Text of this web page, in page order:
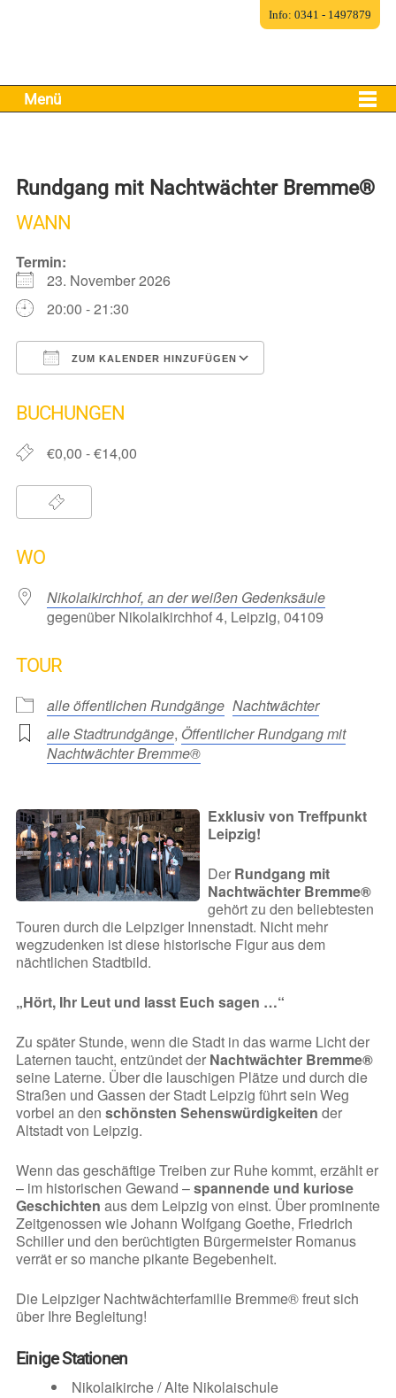
Menü
Rundgang mit Nachtwächter Bremme®
WANN
Termin:
23. November 2026
20:00 - 21:30
ZUM KALENDER HINZUFÜGEN
BUCHUNGEN
€0,00 - €14,00
WO
Nikolaikirchhof, an der weißen Gedenksäule
gegenüber Nikolaikirchhof 4, Leipzig, 04109
TOUR
alle öffentlichen Rundgänge Nachtwächter
alle Stadtrundgänge, Öffentlicher Rundgang mit
Nachtwächter Bremme®
Exklusiv von Treffpunkt
Leipzig!
Der Rundgang mit
Nachtwächter Bremme®
gehört zu den beliebtesten
Touren durch die Leipziger Innenstadt. Nicht mehr
wegzudenken ist diese historische Figur aus dem
nächtlichen Stadtbild.
„Hört, Ihr Leut und lasst Euch sagen …“
Zu später Stunde, wenn die Stadt in das warme Licht der
Laternen taucht, entzündet der Nachtwächter Bremme®
seine Laterne. Über die lauschigen Plätze und durch die
Straßen und Gassen der Stadt Leipzig führt sein Weg
vorbei an den schönsten Sehenswürdigkeiten der
Altstadt von Leipzig.
Wenn das geschäftige Treiben zur Ruhe kommt, erzählt er
– im historischen Gewand –spannende und kuriose
Geschichten aus dem Leipzig von einst. Über prominente
Zeitgenossen wie Johann Wolfgang Goethe, Friedrich
Schiller und den berüchtigten Bürgermeister Romanus
verrät er so manche pikante Begebenheit.
Die Leipziger Nachtwächterfamilie Bremme® freut sich
über Ihre Begleitung!
Einige Stationen
Nikolaikirche / Alte Nikolaischule
Info: 0341 - 1497879